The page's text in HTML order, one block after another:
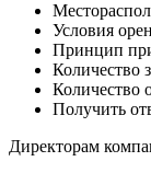
Условия
Принцип
Количество
Количество
Получить
Директорам